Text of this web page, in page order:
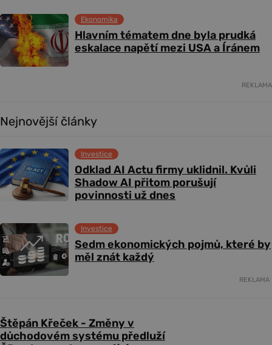
Hlavním tématem dne byla prudká
eskalace napětí mezi USA a Íránem
Ekonomika
REKLAMA
Nejnovější články
Odklad AI Actu firmy uklidnil. Kvůli
Shadow AI přitom porušují
povinnosti už dnes
Investice
Sedm ekonomických pojmů, které by
měl znát každý
Investice
REKLAMA
Štěpán Křeček - Změny v
důchodovém systému předluží